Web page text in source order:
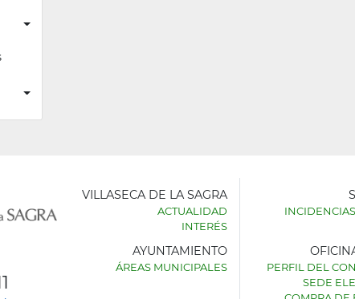
AYUNTAMIENTO
VILLASECA DE LA SAGRA
ACTUALIDAD
INTERÉS
AYUNTAMIENTO
ÁREAS MUNICIPALES
PERFIL DEL
SEDE